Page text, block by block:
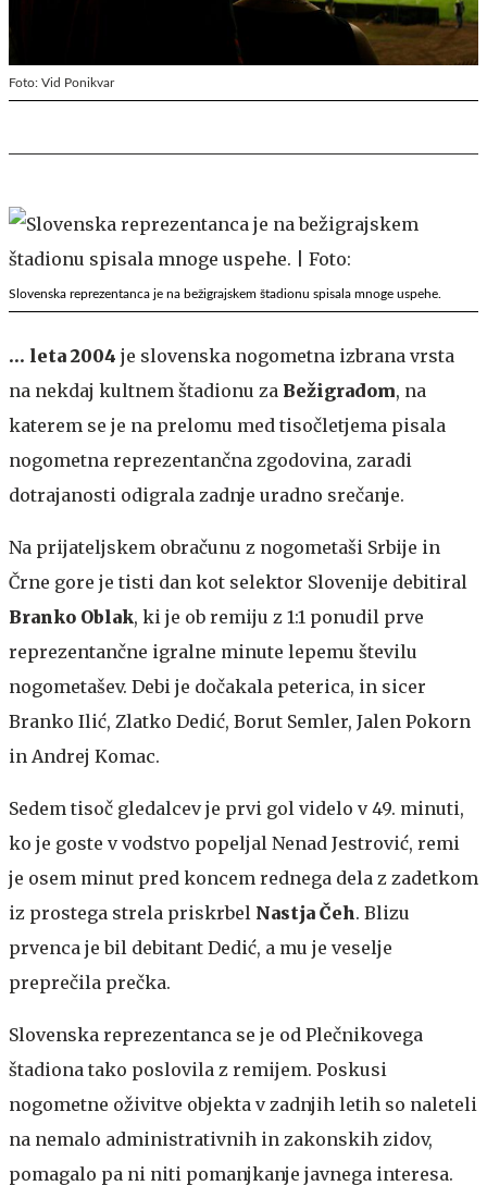
Foto: Vid Ponikvar
Slovenska reprezentanca je na bežigrajskem štadionu spisala mnoge uspehe.
… leta 2004 je slovenska nogometna izbrana vrsta
na nekdaj kultnem štadionu za Bežigradom, na
katerem se je na prelomu med tisočletjema pisala
nogometna reprezentančna zgodovina, zaradi
dotrajanosti odigrala zadnje uradno srečanje.
Na prijateljskem obračunu z nogometaši Srbije in
Črne gore je tisti dan kot selektor Slovenije debitiral
Branko Oblak, ki je ob remiju z 1:1 ponudil prve
reprezentančne igralne minute lepemu številu
nogometašev. Debi je dočakala peterica, in sicer
Branko Ilić, Zlatko Dedić, Borut Semler, Jalen Pokorn
in Andrej Komac.
Sedem tisoč gledalcev je prvi gol videlo v 49. minuti,
ko je goste v vodstvo popeljal Nenad Jestrović, remi
je osem minut pred koncem rednega dela z zadetkom
iz prostega strela priskrbel Nastja Čeh. Blizu
prvenca je bil debitant Dedić, a mu je veselje
preprečila prečka.
Slovenska reprezentanca se je od Plečnikovega
štadiona tako poslovila z remijem. Poskusi
nogometne oživitve objekta v zadnjih letih so naleteli
na nemalo administrativnih in zakonskih zidov,
pomagalo pa ni niti pomanjkanje javnega interesa.